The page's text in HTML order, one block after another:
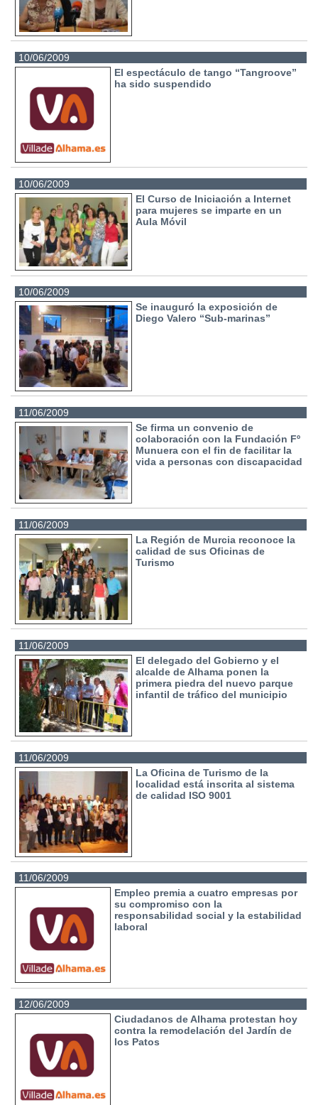
10/06/2009
El espectáculo de tango “Tangroove”
ha sido suspendido
10/06/2009
El Curso de Iniciación a Internet
para mujeres se imparte en un
Aula Móvil
10/06/2009
Se inauguró la exposición de
Diego Valero “Sub-marinas”
11/06/2009
Se firma un convenio de
colaboración con la Fundación Fº
Munuera con el fin de facilitar la
vida a personas con discapacidad
11/06/2009
La Región de Murcia reconoce la
calidad de sus Oficinas de
Turismo
11/06/2009
El delegado del Gobierno y el
alcalde de Alhama ponen la
primera piedra del nuevo parque
infantil de tráfico del municipio
11/06/2009
La Oficina de Turismo de la
localidad está inscrita al sistema
de calidad ISO 9001
11/06/2009
Empleo premia a cuatro empresas por
su compromiso con la
responsabilidad social y la estabilidad
laboral
12/06/2009
Ciudadanos de Alhama protestan hoy
contra la remodelación del Jardín de
los Patos